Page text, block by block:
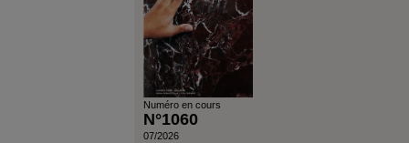
Numéro en cours
N°1060
07/2026